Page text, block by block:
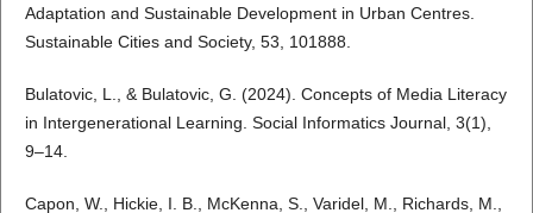
Adaptation and Sustainable Development in Urban Centres.
Sustainable Cities and Society, 53, 101888.
Bulatovic, L., & Bulatovic, G. (2024). Concepts of Media Literacy
in Intergenerational Learning. Social Informatics Journal, 3(1),
9–14.
Capon, W., Hickie, I. B., McKenna, S., Varidel, M., Richards, M.,